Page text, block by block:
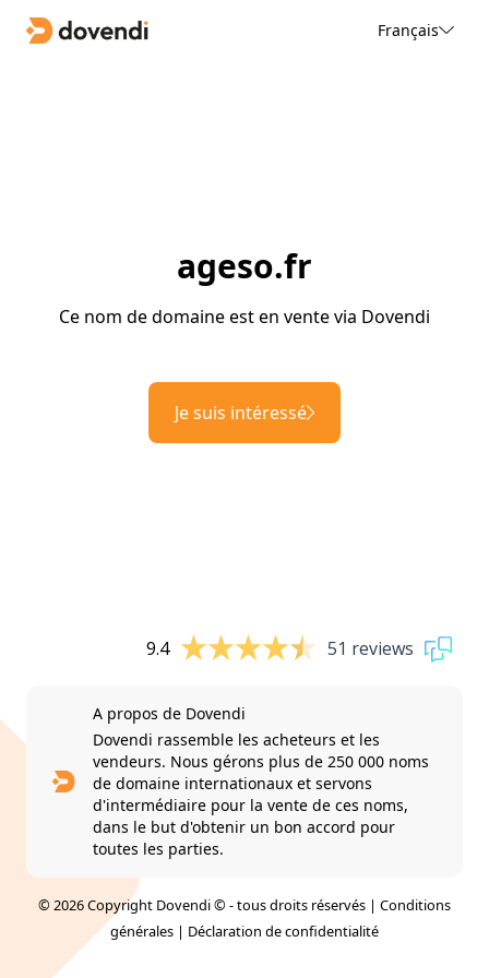
Français
ageso.fr
Ce nom de domaine est en vente via Dovendi
Je suis intéressé
9.4 51 reviews
A propos de Dovendi
Dovendi rassemble les acheteurs et les
vendeurs. Nous gérons plus de 250 000 noms
de domaine internationaux et servons
d'intermédiaire pour la vente de ces noms,
dans le but d'obtenir un bon accord pour
toutes les parties.
© 2026 Copyright Dovendi © - tous droits réservés | Conditions
générales | Déclaration de confidentialité